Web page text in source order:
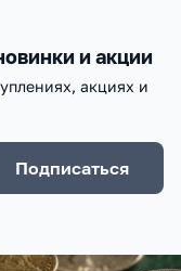
и акции
акциях и
Подписаться